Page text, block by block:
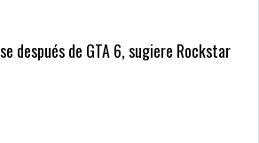
después de GTA 6, sugiere Rockstar